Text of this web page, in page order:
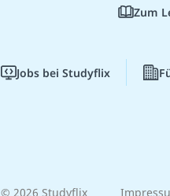
Zum
Jobs bei Studyflix
© 2026 Studyflix